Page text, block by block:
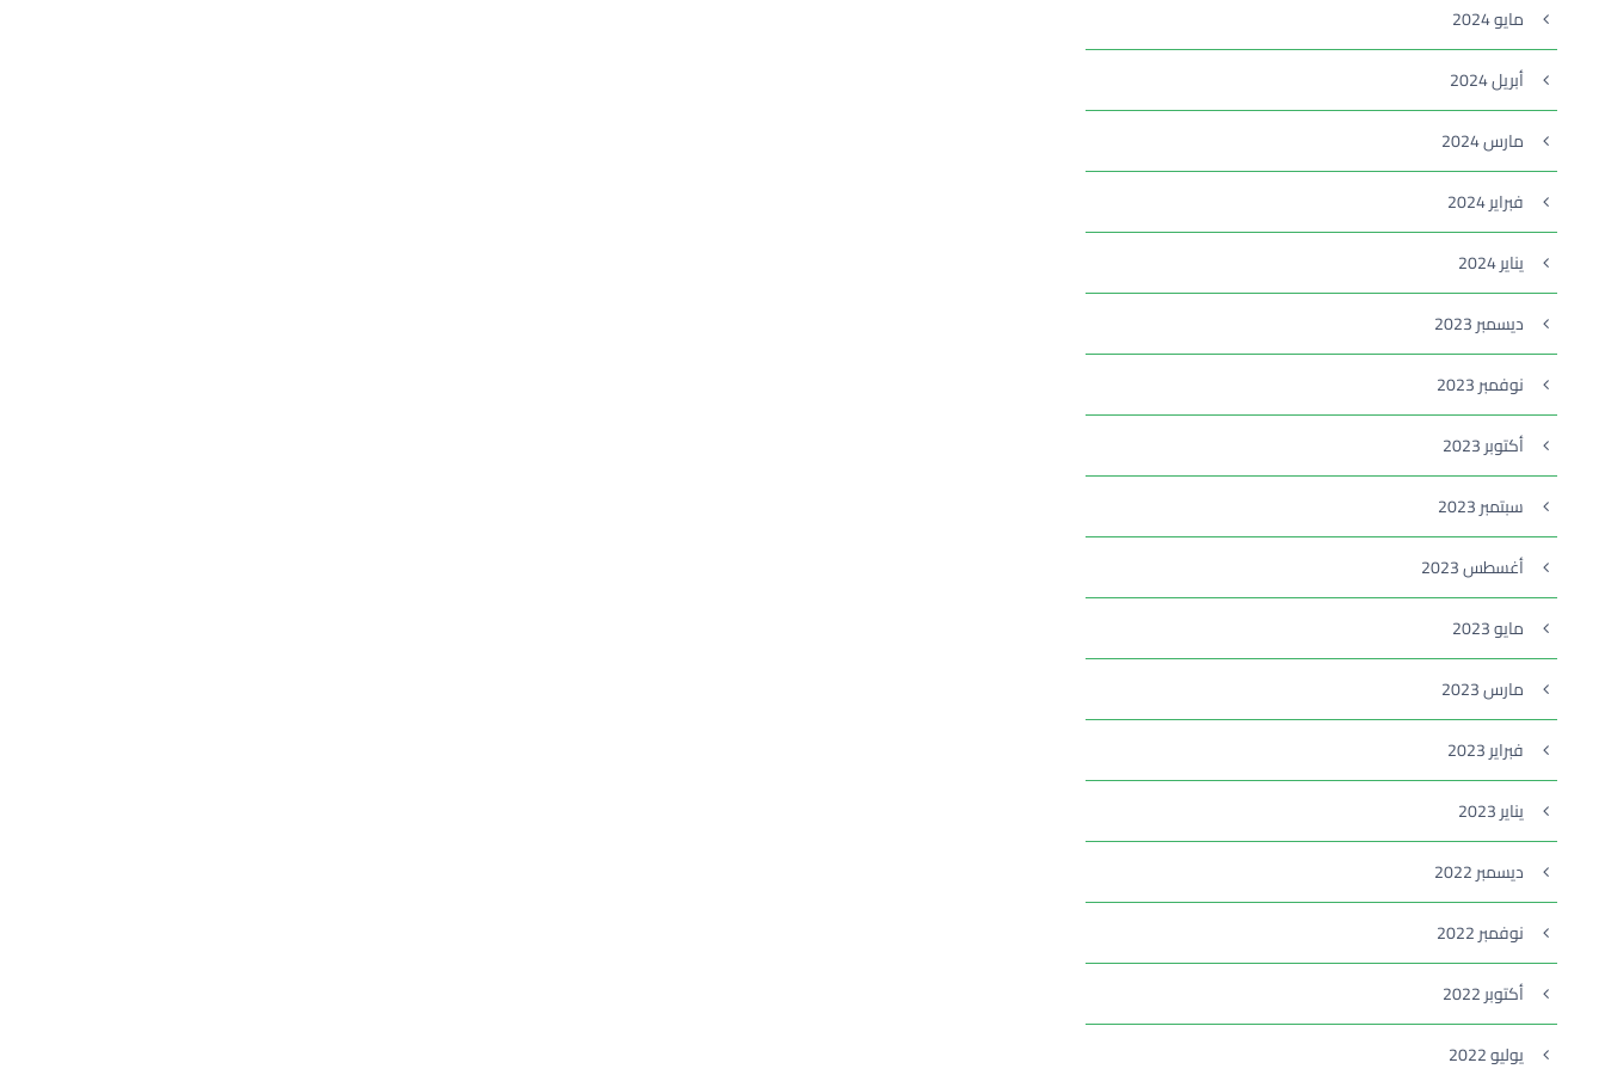
مايو 2024
أبريل 2024
مارس 2024
فبراير 2024
يناير 2024
ديسمبر 2023
نوفمبر 2023
أكتوبر 2023
سبتمبر 2023
أغسطس 2023
مايو 2023
مارس 2023
فبراير 2023
يناير 2023
ديسمبر 2022
نوفمبر 2022
أكتوبر 2022
يوليو 2022